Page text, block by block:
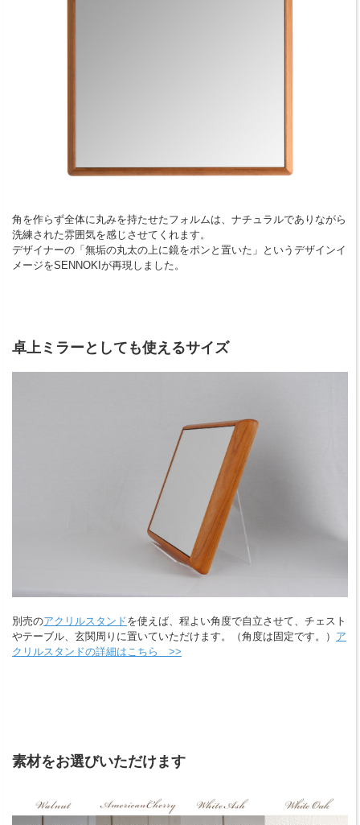
角を作らず全体に丸みを持たせたフォルムは、ナチュラルでありながら
洗練された雰囲気を感じさせてくれます。
デザイナーの「無垢の丸太の上に鏡をポンと置いた」というデザインイ
メージをSENNOKIが再現しました。
卓上ミラーとしても使えるサイズ
別売のアクリルスタンドを使えば、程よい角度で自立させて、チェスト
やテーブル、玄関周りに置いていただけます。（角度は固定です。） ア
クリルスタンドの詳細はこちら >>
素材をお選びいただけます